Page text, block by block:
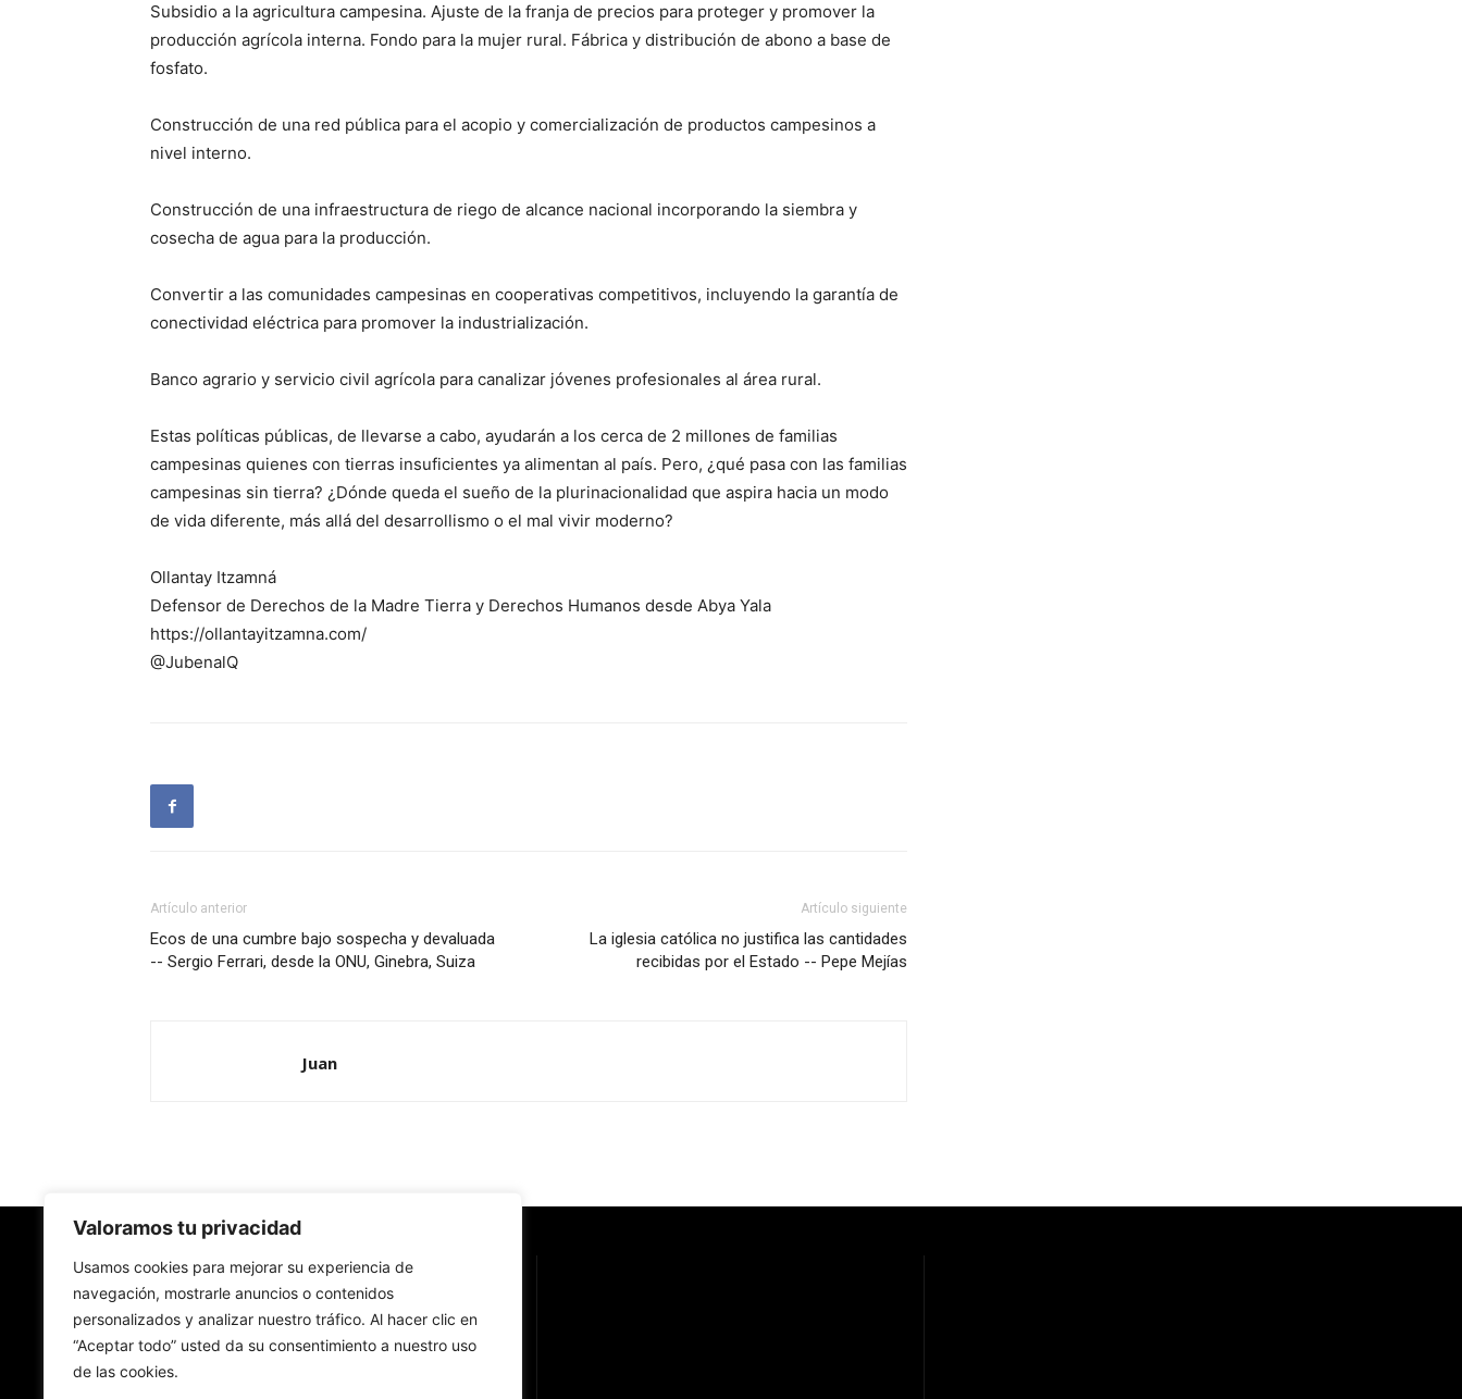
Valoramos tu privacidad
Usamos cookies para mejorar su experiencia de
navegación, mostrarle anuncios o contenidos
personalizados y analizar nuestro tráfico. Al hacer clic en
“Aceptar todo” usted da su consentimiento a nuestro uso
de las cookies.
Subsidio a la agricultura campesina. Ajuste de la franja de precios para proteger y promover la
producción agrícola interna. Fondo para la mujer rural. Fábrica y distribución de abono a base de
fosfato.
Construcción de una red pública para el acopio y comercialización de productos campesinos a
nivel interno.
Construcción de una infraestructura de riego de alcance nacional incorporando la siembra y
cosecha de agua para la producción.
Convertir a las comunidades campesinas en cooperativas competitivos, incluyendo la garantía de
conectividad eléctrica para promover la industrialización.
Banco agrario y servicio civil agrícola para canalizar jóvenes profesionales al área rural.
Estas políticas públicas, de llevarse a cabo, ayudarán a los cerca de 2 millones de familias
campesinas quienes con tierras insuficientes ya alimentan al país. Pero, ¿qué pasa con las familias
campesinas sin tierra? ¿Dónde queda el sueño de la plurinacionalidad que aspira hacia un modo
de vida diferente, más allá del desarrollismo o el mal vivir moderno?
Ollantay Itzamná
Defensor de Derechos de la Madre Tierra y Derechos Humanos desde Abya Yala
https://ollantayitzamna.com/
@JubenalQ
Artículo anterior
Ecos de una cumbre bajo sospecha y devaluada
-- Sergio Ferrari, desde la ONU, Ginebra, Suiza
Artículo siguiente
La iglesia católica no justifica las cantidades
recibidas por el Estado -- Pepe Mejías
Juan
Redes Cristianas
Una mirada alternativa sobre la Iglesia católica y la
- Colectivos de Redes Cristianas